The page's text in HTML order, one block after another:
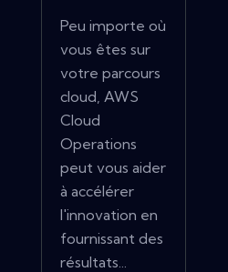
Peu importe où
vous êtes sur
votre parcours
cloud, AWS
Cloud
Operations
peut vous aider
à accélérer
l'innovation en
fournissant des
résultats...